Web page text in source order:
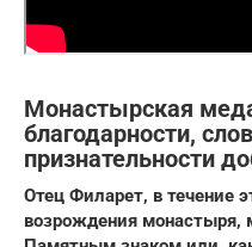
Монастырская
благодарности,
признательности
Отец Филарет, в течение
возрождения монастыря,